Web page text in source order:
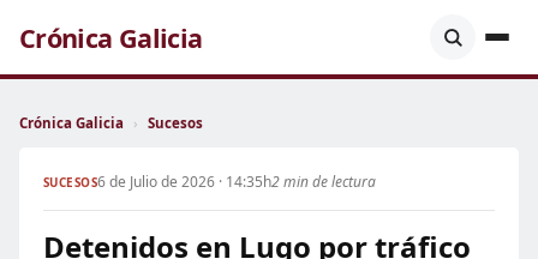
Crónica Galicia
Crónica Galicia › Sucesos
SUCESOS6 de Julio de 2026 · 14:35h2 min de lectura
Detenidos en Lugo por tráfico